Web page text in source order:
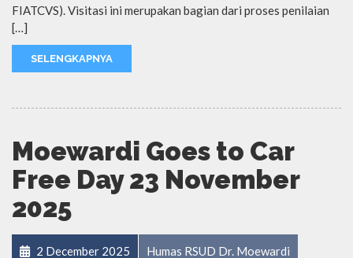
FIATCVS). Visitasi ini merupakan bagian dari proses penilaian
[…]
SELENGKAPNYA
Moewardi Goes to Car
Free Day 23 November
2025
2 December 2025 Humas RSUD Dr. Moewardi